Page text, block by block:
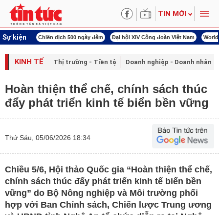
TIN MỚI
Sự kiện
mạng Chiến dịch 500 ngày đêm Đại hội XIV Công đoàn Việt Nam
KINH TẾ Thị trường - Tiền tệ Doanh nghiệp - Doanh nhân
Hoàn thiện thể chế, chính sách thúc
đẩy phát triển kinh tế biển bền vững
Thứ Sáu, 05/06/2026 18:34
Chiều 5/6, Hội thảo Quốc gia “Hoàn thiện thể chế,
chính sách thúc đẩy phát triển kinh tế biển bền
vững” do Bộ Nông nghiệp và Môi trường phối
hợp với Ban Chính sách, Chiến lược Trung ương